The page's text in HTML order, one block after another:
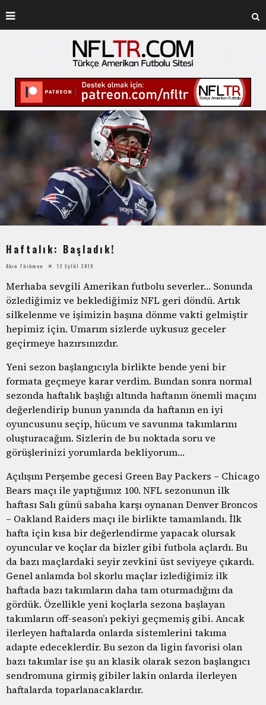
Haftalık: Başladık!
Akın Türkmen 12 Eylül 2019
Merhaba sevgili Amerikan futbolu severler… Sonunda
özlediğimiz ve beklediğimiz NFL geri döndü. Artık
silkelenme ve işimizin başına dönme vakti gelmiştir
hepimiz için. Umarım sizlerde uykusuz geceler
geçirmeye hazırsınızdır.
Yeni sezon başlangıcıyla birlikte bende yeni bir
formata geçmeye karar verdim. Bundan sonra normal
sezonda haftalık başlığı altında haftanın önemli maçını
değerlendirip bunun yanında da haftanın en iyi
oyuncusunu seçip, hücum ve savunma takımlarını
oluşturacağım. Sizlerin de bu noktada soru ve
görüşlerinizi yorumlarda bekliyorum…
Açılışını Perşembe gecesi Green Bay Packers – Chicago
Bears maçı ile yaptığımız 100. NFL sezonunun ilk
haftası Salı günü sabaha karşı oynanan Denver Broncos
– Oakland Raiders maçı ile birlikte tamamlandı. İlk
hafta için kısa bir değerlendirme yapacak olursak
oyuncular ve koçlar da bizler gibi futbola açlardı. Bu
da bazı maçlardaki seyir zevkini üst seviyeye çıkardı.
Genel anlamda bol skorlu maçlar izlediğimiz ilk
haftada bazı takımların daha tam oturmadığını da
gördük. Özellikle yeni koçlarla sezona başlayan
takımların off-season’ı pekiyi geçmemiş gibi. Ancak
ilerleyen haftalarda onlarda sistemlerini takıma
adapte edeceklerdir. Bu sezon da ligin favorisi olan
bazı takımlar ise şu an klasik olarak sezon başlangıcı
sendromuna girmiş gibiler lakin onlarda ilerleyen
haftalarda toparlanacaklardır.